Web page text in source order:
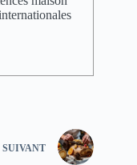
SUIVANT